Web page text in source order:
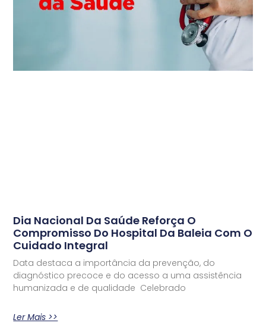
Dia Nacional Da Saúde Reforça O
Compromisso Do Hospital Da Baleia Com O
Cuidado Integral
Data destaca a importância da prevenção, do
diagnóstico precoce e do acesso a uma assistência
humanizada e de qualidade Celebrado
Ler Mais >>